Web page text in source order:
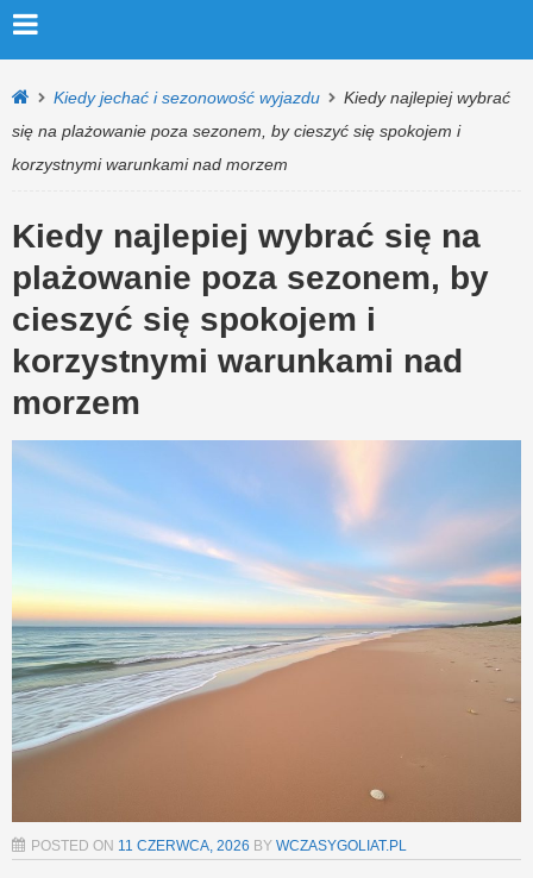
Kiedy jechać i sezonowość wyjazdu
Kiedy najlepiej wybrać
się na plażowanie poza sezonem, by cieszyć się spokojem i
korzystnymi warunkami nad morzem
Kiedy najlepiej wybrać się na
plażowanie poza sezonem, by
cieszyć się spokojem i
korzystnymi warunkami nad
morzem
POSTED ON 11 CZERWCA, 2026 BY WCZASYGOLIAT.PL